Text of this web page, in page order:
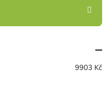
9903 Kč